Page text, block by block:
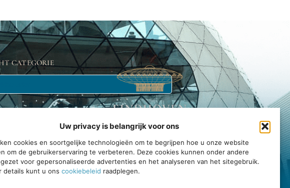
Uw privacy is belangrijk voor ons
cookies en soortgelijke technologieën om te begrijpen hoe u onze website
om de gebruikerservaring te verbeteren. Deze cookies kunnen onder andere
voor gepersonaliseerde advertenties en het analyseren van het sitegebruik.
details kunt u ons cookiebeleid raadplegen.
CATEGORIE
Ontdek, ervaar, en geniet van alles wat deze bruisende gemeenschap te
bieden heeft.